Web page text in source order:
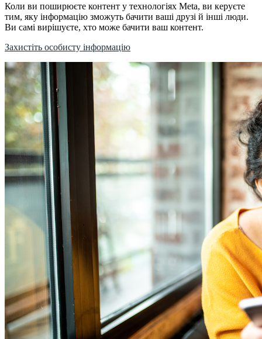
Коли ви поширюєте контент у технологіях Meta, ви керуєте
тим, яку інформацію зможуть бачити ваші друзі й інші люди.
Ви самі вирішуєте, хто може бачити ваш контент.
Захистіть особисту інформацію